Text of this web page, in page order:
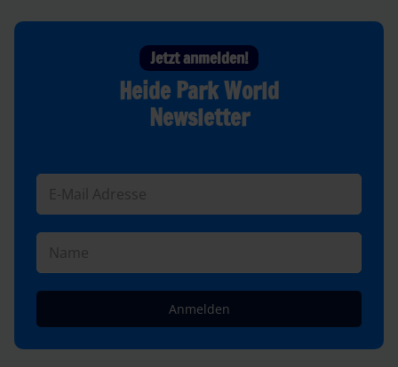
Jetzt anmelden!
Heide Park World
Newsletter
Anmelden